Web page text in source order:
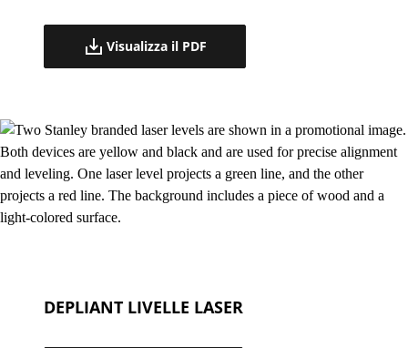
Visualizza il PDF
DEPLIANT LIVELLE LASER